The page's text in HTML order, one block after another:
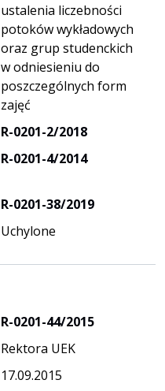
ustalenia liczebności
potoków wykładowych
oraz grup studenckich
w odniesieniu do
poszczególnych form
zajęć
R-0201-2/2018
R-0201-4/2014
R-0201-38/2019
Uchylone
R-0201-44/2015
Rektora UEK
17.09.2015